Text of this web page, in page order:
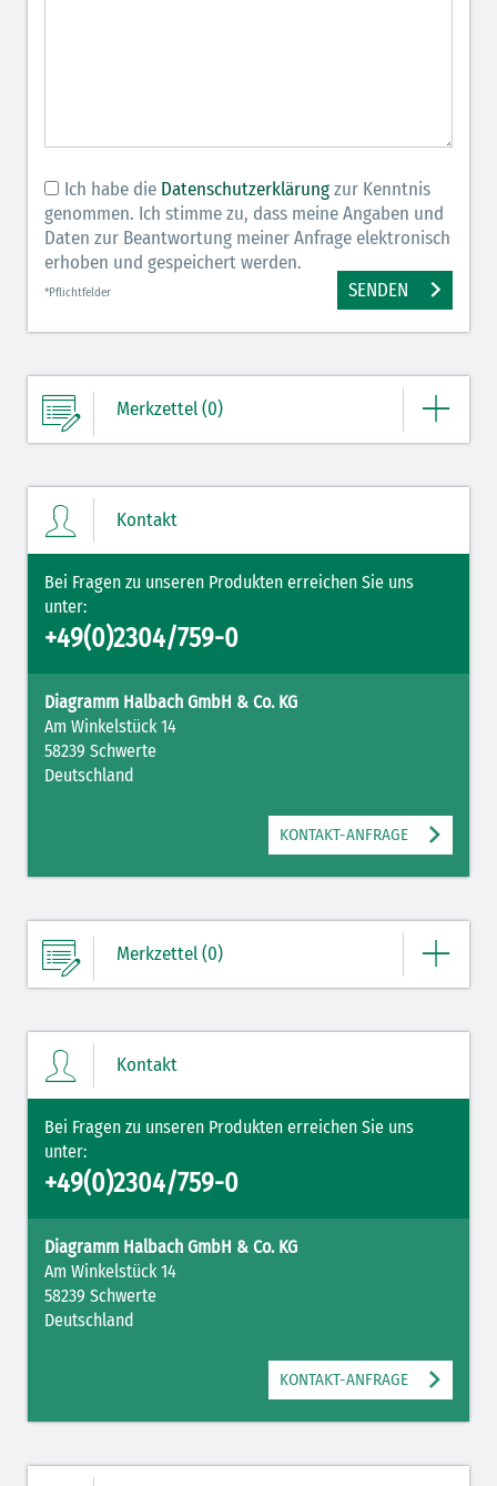
Ich habe die Datenschutzerklärungzur Kenntnis
genommen. Ich stimme zu, dass meine Angaben und
Daten zur Beantwortung meiner Anfrage elektronisch
erhoben und gespeichert werden.
*Pflichtfelder SENDEN
Merkzettel (0)
ZUM MERKZETTEL
Kontakt
Bei Fragen zu unseren Produkten erreichen Sie uns
unter:
+49(0)2304/759-0
Diagramm Halbach GmbH & Co. KG
Am Winkelstück 14
58239 Schwerte
Deutschland
KONTAKT-ANFRAGE
Merkzettel (0)
ZUM MERKZETTEL
Kontakt
Bei Fragen zu unseren Produkten erreichen Sie uns
unter:
+49(0)2304/759-0
Diagramm Halbach GmbH & Co. KG
Am Winkelstück 14
58239 Schwerte
Deutschland
KONTAKT-ANFRAGE